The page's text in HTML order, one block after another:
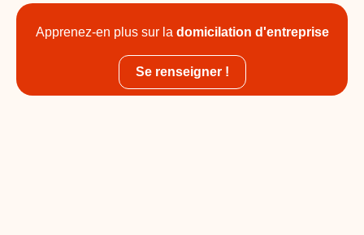
Apprenez-en plus sur la domicilation d'entreprise
Se renseigner !